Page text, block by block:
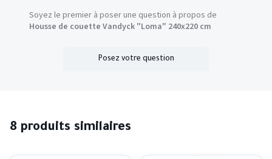
Soyez le premier à poser une question à propos de
Housse de couette Vandyck "Loma" 240x220 cm
Posez votre question
8 produits similaires